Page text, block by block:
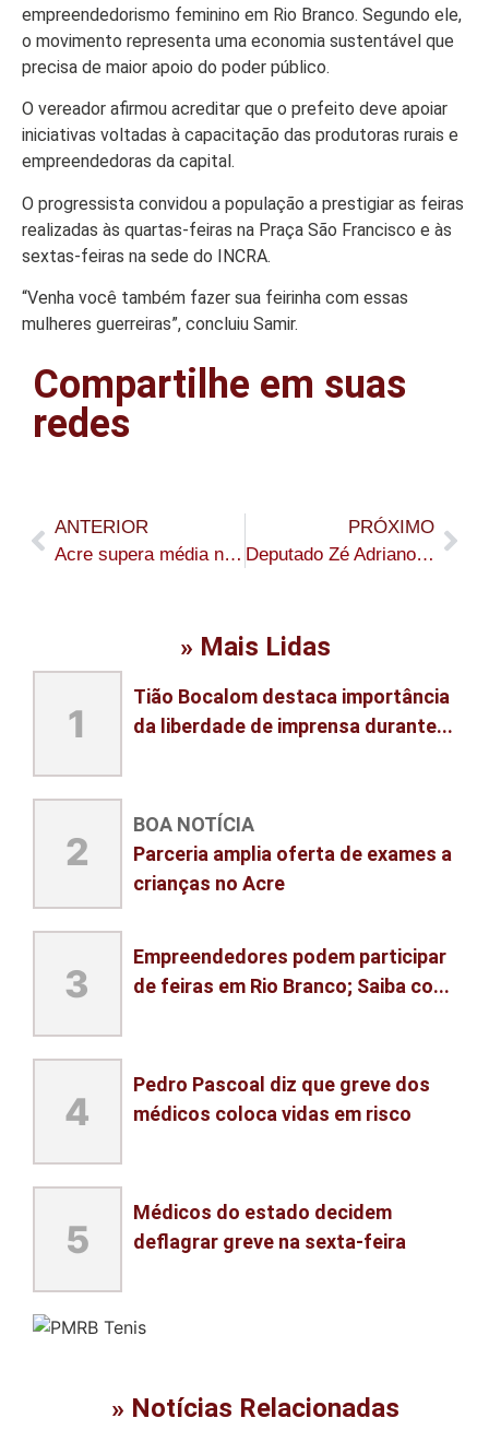
empreendedorismo feminino em Rio Branco. Segundo ele,
o movimento representa uma economia sustentável que
precisa de maior apoio do poder público.
O vereador afirmou acreditar que o prefeito deve apoiar
iniciativas voltadas à capacitação das produtoras rurais e
empreendedoras da capital.
O progressista convidou a população a prestigiar as feiras
realizadas às quartas-feiras na Praça São Francisco e às
sextas-feiras na sede do INCRA.
“Venha você também fazer sua feirinha com essas
mulheres guerreiras”, concluiu Samir.
Compartilhe em suas
redes
ANTERIOR
Acre supera média nacional em “Oportunidades”, apesar dos desafios amazônicos, aponta IPS Brasil 2026
PRÓXIMO
Deputado Zé Adriano participa de debate sobre Reforma Tributária e defende segurança para o setor produtivo
» Mais Lidas
1
Tião Bocalom destaca importância
da liberdade de imprensa durante...
2
BOA NOTÍCIA
Parceria amplia oferta de exames a
crianças no Acre
3
Empreendedores podem participar
de feiras em Rio Branco; Saiba co...
4
Pedro Pascoal diz que greve dos
médicos coloca vidas em risco
5
Médicos do estado decidem
deflagrar greve na sexta-feira
» Notícias Relacionadas